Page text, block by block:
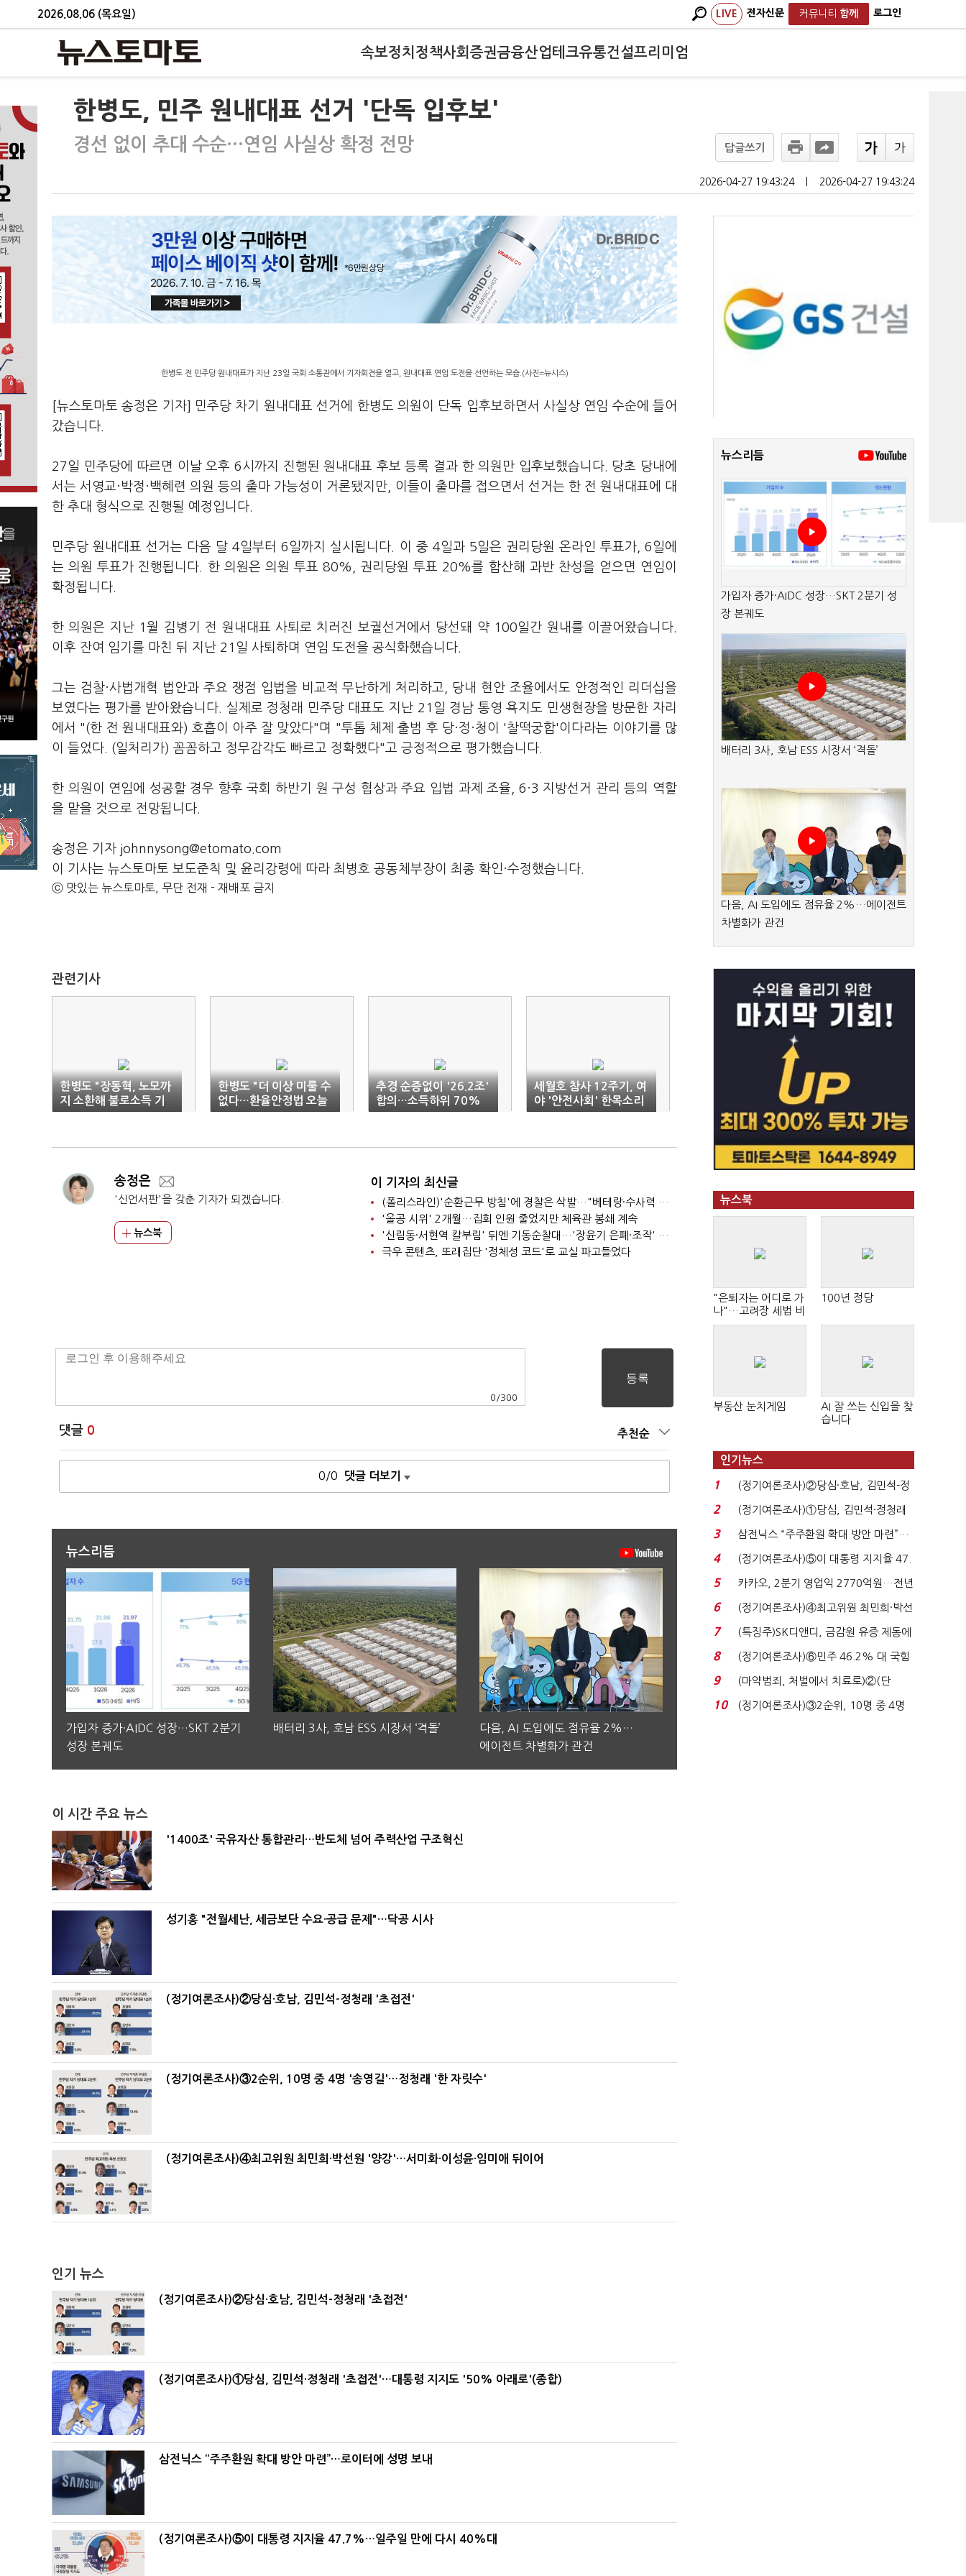
2026.08.06 (목요일) LIVE 전자신문 커뮤니티 함께 로그인
속보정치 정책사회 증권금융산업테크유통건설프리미엄
한병도, 민주 원내대표 선거 '단독 입후보'
경선 없이 추대 수순…연임 사실상 확정 전망 답글쓰기
2026-04-27 19:43:24 2026-04-27 19:43:24
한병도 전 민주당 원내대표가 지난 23일 국회 소통관에서 기자회견을 열고, 원내대표 연임 도전을 선언하는 모습.(사진=뉴시스)
[뉴스토마토 송정은 기자] 민주당 차기 원내대표 선거에 한병도 의원이 단독 입후보하면서 사실상 연임 수순에 들어
갔습니다.
27일 민주당에 따르면 이날 오후 6시까지 진행된 원내대표 후보 등록 결과 한 의원만 입후보했습니다. 당초 당내에
서는 서영교·박정·백혜련 의원 등의 출마 가능성이 거론됐지만, 이들이 출마를 접으면서 선거는 한 전 원내대표에 대
한 추대 형식으로 진행될 예정입니다.
민주당 원내대표 선거는 다음 달 4일부터 6일까지 실시됩니다. 이 중 4일과 5일은 권리당원 온라인 투표가, 6일에
는 의원 투표가 진행됩니다. 한 의원은 의원 투표 80%, 권리당원 투표 20%를 합산해 과반 찬성을 얻으면 연임이
확정됩니다.
한 의원은 지난 1월 김병기 전 원내대표 사퇴로 치러진 보궐선거에서 당선돼 약 100일간 원내를 이끌어왔습니다.
이후 잔여 임기를 마친 뒤 지난 21일 사퇴하며 연임 도전을 공식화했습니다.
그는 검찰·사법개혁 법안과 주요 쟁점 입법을 비교적 무난하게 처리하고, 당내 현안 조율에서도 안정적인 리더십을
보였다는 평가를 받아왔습니다. 실제로 정청래 민주당 대표도 지난 21일 경남 통영 욕지도 민생현장을 방문한 자리
에서 "(한 전 원내대표와) 호흡이 아주 잘 맞았다"며 "투톱 체제 출범 후 당·정·청이 '찰떡궁합'이다라는 이야기를 많
이 들었다. (일처리가) 꼼꼼하고 정무감각도 빠르고 정확했다"고 긍정적으로 평가했습니다.
한 의원이 연임에 성공할 경우 향후 국회 하반기 원 구성 협상과 주요 입법 과제 조율, 6·3 지방선거 관리 등의 역할
을 맡을 것으로 전망됩니다.
송정은 기자 johnnysong@etomato.com
이 기사는 뉴스토마토 보도준칙 및 윤리강령에 따라 최병호 공동체부장이 최종 확인·수정했습니다.
ⓒ 맛있는 뉴스토마토, 무단 전재 - 재배포 금지
관련기사
한병도 "장동혁, 노모까
지 소환해 불로소득 기
득권 유지"
한병도 "더 이상 미룰 수
없다…환율안정법 오늘
처리"
추경 순증없이 '26.2조'
합의…소득하위 70%
에 지원금
세월호 참사 12주기, 여
야 '안전사회' 한목소리
추모
송정은
'신언서판'을 갖춘 기자가 되겠습니다.
뉴스북
이 기자의 최신글
(폴리스라인)'순환근무 방침'에 경찰은 삭발…"베테랑·수사력 보강 먼저"
'올공 시위' 2개월…집회 인원 줄었지만 체육관 봉쇄 계속
'신림동·서현역 칼부림' 뒤엔 기동순찰대…'장윤기 은폐·조작' 후엔 내부비리수사대
극우 콘텐츠, 또래집단 '정체성 코드'로 교실 파고들었다
0 /300
댓글 0 추천순
0/0 댓글 더보기
뉴스리듬
가입자 증가·AIDC 성장…SKT 2분기
성장 본궤도
배터리 3사, 호남 ESS 시장서 ‘격돌’
다음, AI 도입에도 점유율 2%…
에이전트 차별화가 관건
이 시간 주요 뉴스
'1400조' 국유자산 통합관리…반도체 넘어 주력산업 구조혁신
성기홍 "전월세난, 세금보단 수요·공급 문제"…닥공 시사
(정기여론조사)②당심·호남, 김민석-정청래 '초접전'
(정기여론조사)③2순위, 10명 중 4명 '송영길'…정청래 '한 자릿수'
(정기여론조사)④최고위원 최민희·박선원 '양강'…서미화·이성윤·임미애 뒤이어
인기 뉴스
(정기여론조사)②당심·호남, 김민석-정청래 '초접전'
(정기여론조사)①당심, 김민석·정청래 '초접전'…대통령 지지도 '50% 아래로'(종합)
삼전닉스 “주주환원 확대 방안 마련”…로이터에 성명 보내
(정기여론조사)⑤이 대통령 지지율 47.7%…일주일 만에 다시 40%대
뉴스리듬
가입자 증가·AIDC 성장…SKT 2분기 성
장 본궤도
배터리 3사, 호남 ESS 시장서 ‘격돌’
다음, AI 도입에도 점유율 2%…에이전트
차별화가 관건
뉴스북
"은퇴자는 어디로 가
나"…고려장 세법 비
판 확산
100년 정당
부동산 눈치게임
AI 잘 쓰는 신입을 찾
습니다
인기뉴스
1
(정기여론조사)②당심·호남, 김민석-정
청래 '초접전'...
2
(정기여론조사)①당심, 김민석·정청래
'초접전'…대통령 ...
3
삼전닉스 “주주환원 확대 방안 마련”…
로이터에 성명...
4
(정기여론조사)⑤이 대통령 지지율 47.
7%…일주일 만에 ...
5
카카오, 2분기 영업익 2770억원…전년
비 36% 증가...
6
(정기여론조사)④최고위원 최민희·박선
원 '양강'…서미...
7
(특징주)SK디앤디, 금감원 유증 제동에
장 초반 상한가...
8
(정기여론조사)⑥민주 46.2% 대 국힘
31.0%…오차범위 밖 ...
9
(마약범죄, 처벌에서 치료로)②(단
독)"마약은 전염병…여성...
10
(정기여론조사)③2순위, 10명 중 4명